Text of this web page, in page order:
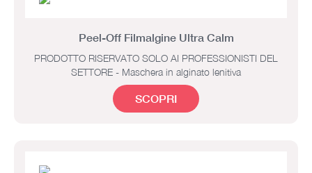
Peel-Off Filmalgine Ultra Calm
PRODOTTO RISERVATO SOLO AI PROFESSIONISTI DEL
SETTORE - Maschera in alginato lenitiva
SCOPRI